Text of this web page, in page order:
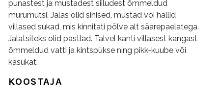
punastest ja mustadest siiludest õmmeldud
murumütsi. Jalas olid sinised, mustad või hallid
villased sukad, mis kinnitati põlve alt säärepaelatega.
Jalatsiteks olid pastlad. Talvel kanti villasest kangast
õmmeldud vatti ja kintspükse ning pikk-kuube või
kasukat.
KOOSTAJA